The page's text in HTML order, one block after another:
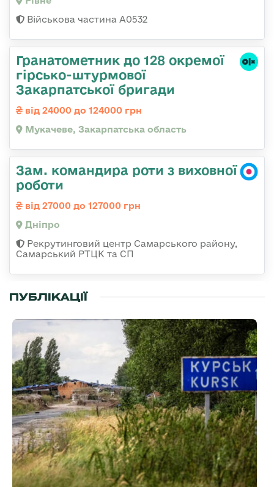
Військова частина А0532
Гранатометник до 128 окремої
гірсько-штурмової
Закарпатської бригади
від 24000 до 124000 грн
Мукачеве, Закарпатська область
Зам. командира роти з виховної
роботи
від 27000 до 127000 грн
Дніпро
Рекрутинговий центр Самарського району,
Самарський РТЦК та СП
ПУБЛІКАЦІЇ